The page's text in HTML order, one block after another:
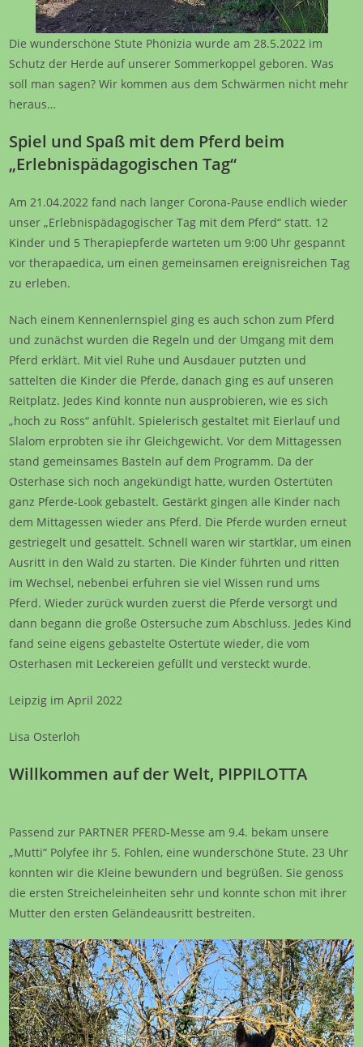
Die wunderschöne Stute Phönizia wurde am 28.5.2022 im
Schutz der Herde auf unserer Sommerkoppel geboren. Was
soll man sagen? Wir kommen aus dem Schwärmen nicht mehr
heraus…
Spiel und Spaß mit dem Pferd beim
„Erlebnispädagogischen Tag“
Am 21.04.2022 fand nach langer Corona-Pause endlich wieder
unser „Erlebnispädagogischer Tag mit dem Pferd“ statt. 12
Kinder und 5 Therapiepferde warteten um 9:00 Uhr gespannt
vor therapaedica, um einen gemeinsamen ereignisreichen Tag
zu erleben.
Nach einem Kennenlernspiel ging es auch schon zum Pferd
und zunächst wurden die Regeln und der Umgang mit dem
Pferd erklärt. Mit viel Ruhe und Ausdauer putzten und
sattelten die Kinder die Pferde, danach ging es auf unseren
Reitplatz. Jedes Kind konnte nun ausprobieren, wie es sich
„hoch zu Ross“ anfühlt. Spielerisch gestaltet mit Eierlauf und
Slalom erprobten sie ihr Gleichgewicht. Vor dem Mittagessen
stand gemeinsames Basteln auf dem Programm. Da der
Osterhase sich noch angekündigt hatte, wurden Ostertüten
ganz Pferde-Look gebastelt. Gestärkt gingen alle Kinder nach
dem Mittagessen wieder ans Pferd. Die Pferde wurden erneut
gestriegelt und gesattelt. Schnell waren wir startklar, um einen
Ausritt in den Wald zu starten. Die Kinder führten und ritten
im Wechsel, nebenbei erfuhren sie viel Wissen rund ums
Pferd. Wieder zurück wurden zuerst die Pferde versorgt und
dann begann die große Ostersuche zum Abschluss. Jedes Kind
fand seine eigens gebastelte Ostertüte wieder, die vom
Osterhasen mit Leckereien gefüllt und versteckt wurde.
Leipzig im April 2022
Lisa Osterloh
Willkommen auf der Welt, PIPPILOTTA
Passend zur PARTNER PFERD-Messe am 9.4. bekam unsere
„Mutti“ Polyfee ihr 5. Fohlen, eine wunderschöne Stute. 23 Uhr
konnten wir die Kleine bewundern und begrüßen. Sie genoss
die ersten Streicheleinheiten sehr und konnte schon mit ihrer
Mutter den ersten Geländeausritt bestreiten.